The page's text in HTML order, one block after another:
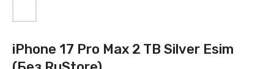
iPhone 17 Pro Max 2 TB Silver Esim